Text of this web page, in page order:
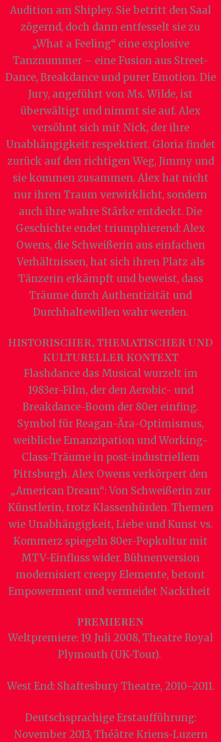
Audition am Shipley. Sie betritt den Saal
zögernd, doch dann entfesselt sie zu
„What a Feeling“ eine explosive
Tanznummer – eine Fusion aus Street-
Dance, Breakdance und purer Emotion. Die
Jury, angeführt von Ms. Wilde, ist
überwältigt und nimmt sie auf. Alex
versöhnt sich mit Nick, der ihre
Unabhängigkeit respektiert. Gloria findet
zurück auf den richtigen Weg, Jimmy und
sie kommen zusammen. Alex hat nicht
nur ihren Traum verwirklicht, sondern
auch ihre wahre Stärke entdeckt. Die
Geschichte endet triumphierend: Alex
Owens, die Schweißerin aus einfachen
Verhältnissen, hat sich ihren Platz als
Tänzerin erkämpft und beweist, dass
Träume durch Authentizität und
Durchhaltewillen wahr werden.
HISTORISCHER, THEMATISCHER UND
KULTURELLER KONTEXT
Flashdance das Musical wurzelt im
1983er-Film, der den Aerobic- und
Breakdance-Boom der 80er einfing.
Symbol für Reagan-Ära-Optimismus,
weibliche Emanzipation und Working-
Class-Träume in post-industriellem
Pittsburgh. Alex Owens verkörpert den
„American Dream“: Von Schweißerin zur
Künstlerin, trotz Klassenhürden. Themen
wie Unabhängigkeit, Liebe und Kunst vs.
Kommerz spiegeln 80er-Popkultur mit
MTV-Einfluss wider. Bühnenversion
modernisiert creepy Elemente, betont
Empowerment und vermeidet Nacktheit
PREMIEREN
Weltpremiere: 19. Juli 2008, Theatre Royal
Plymouth (UK-Tour).
West End: Shaftesbury Theatre, 2010–2011.
Deutschsprachige Erstaufführung:
November 2013, Théâtre Kriens-Luzern